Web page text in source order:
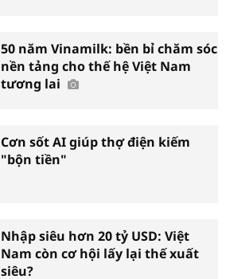
50 năm Vinamilk: bền bỉ chăm sóc
nền tảng cho thế hệ Việt Nam
tương lai
Cơn sốt AI giúp thợ điện kiếm
"bộn tiền"
Nhập siêu hơn 20 tỷ USD: Việt
Nam còn cơ hội lấy lại thế xuất
siêu?